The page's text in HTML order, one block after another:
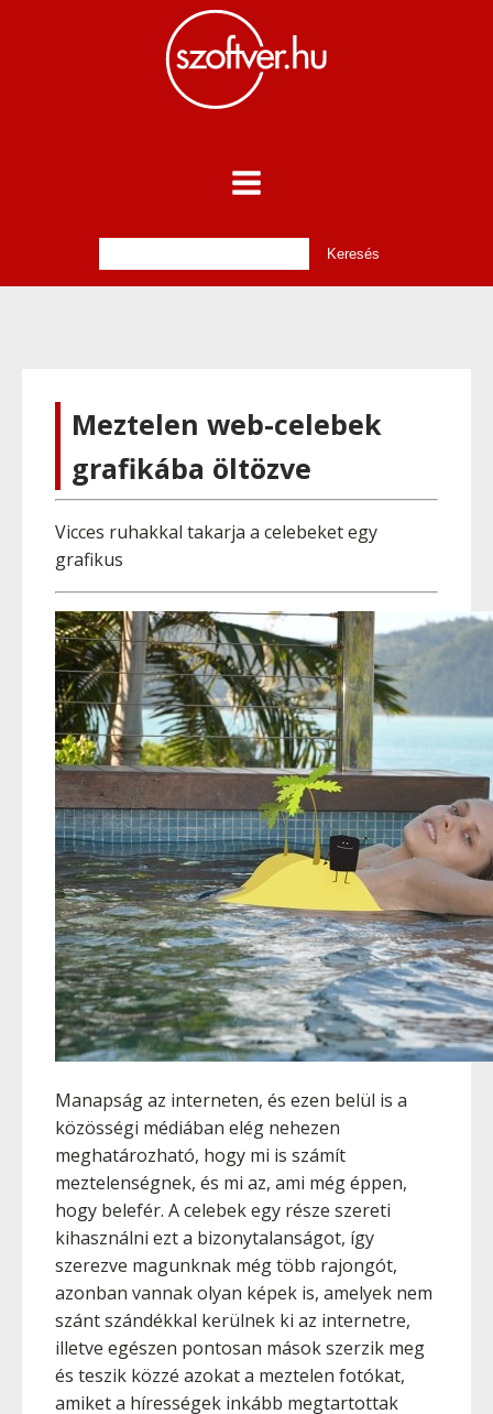
Meztelen web-celebek
grafikába öltözve
Vicces ruhakkal takarja a celebeket egy
grafikus
Manapság az interneten, és ezen belül is a
közösségi médiában elég nehezen
meghatározható, hogy mi is számít
meztelenségnek, és mi az, ami még éppen,
hogy belefér. A celebek egy része szereti
kihasználni ezt a bizonytalanságot, így
szerezve magunknak még több rajongót,
azonban vannak olyan képek is, amelyek nem
szánt szándékkal kerülnek ki az internetre,
illetve egészen pontosan mások szerzik meg
és teszik közzé azokat a meztelen fotókat,
amiket a hírességek inkább megtartottak